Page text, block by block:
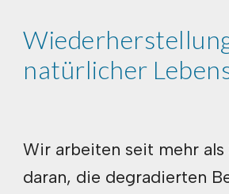
natürlicher
Wir arbeiten seit mehr als
daran, die degradierten